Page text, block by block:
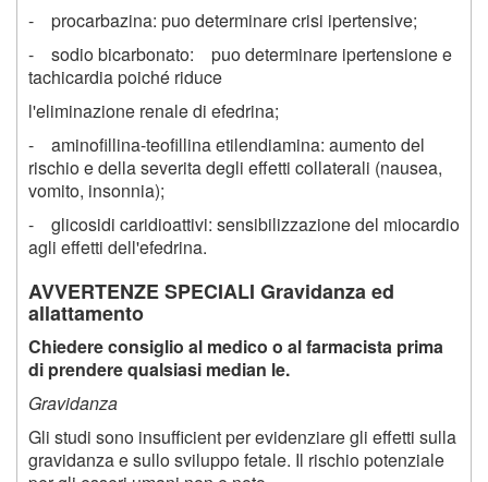
- procarbazina: puo determinare crisi ipertensive;
- sodio bicarbonato: puo determinare ipertensione e
tachicardia poiché riduce
l'eliminazione renale di efedrina;
- aminofillina-teofillina etilendiamina: aumento del
rischio e della severita degli effetti collaterali (nausea,
vomito, insonnia);
- glicosidi caridioattivi: sensibilizzazione del miocardio
agli effetti dell'efedrina.
AVVERTENZE SPECIALI Gravidanza ed
allattamento
Chiedere consiglio al medico o al farmacista prima
di prendere qualsiasi median le.
Gravidanza
Gli studi sono insufficient per evidenziare gli effetti sulla
gravidanza e sullo sviluppo fetale. Il rischio potenziale